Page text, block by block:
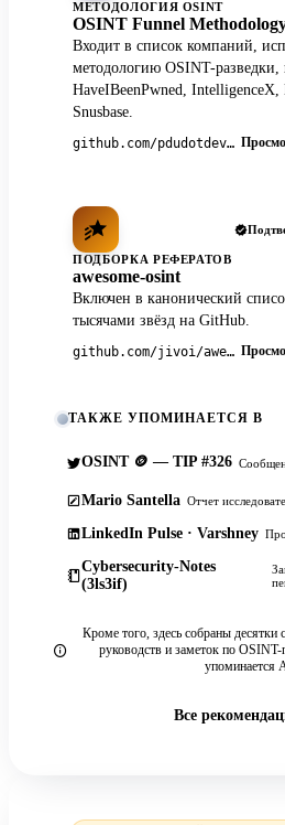
МЕТОДОЛОГИЯ OSINT
OSINT Funnel
Входит в список компаний,
методологию OSINT-разведки,
HaveIBeenPwned, IntelligenceX,
Snusbase.
github.com/pdudotdev/ofm
ПОДБОРКА РЕФЕРАТОВ
awesome-osint
Включен в канонический
тысячами звёзд на GitHub.
github.com/jivoi/awesome-osint
ТАКЖЕ УПОМИНАЕТСЯ В
OSINT 🪙 — TIP #326
Mario Santella Отчет
LinkedIn Pulse · Varshney
Cybersecurity-Notes
(3ls3if)
Кроме того, здесь собраны десятки
руководств и заметок по OSINT-
упоминается
Все